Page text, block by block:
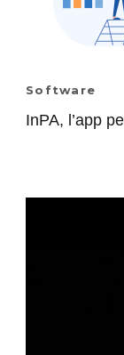
Software
InPA, l’app